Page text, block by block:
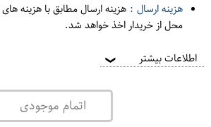
هزینه ارسال : هزینه ارسال مطابق با هزینه
محل از خریدار اخذ خواهد شد.
اطلاعات بیشتر ❯
اتمام موجودی